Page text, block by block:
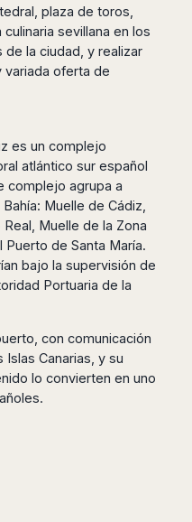
plaza de toros,
sevillana en los
la ciudad, y realizar
variada oferta de
es un complejo
atlántico sur español
complejo agrupa a
Muelle de Cádiz,
Muelle de la Zona
Puerto de Santa María.
bajo la supervisión de
Portuaria de la
con comunicación
Canarias, y su
lo convierten en uno